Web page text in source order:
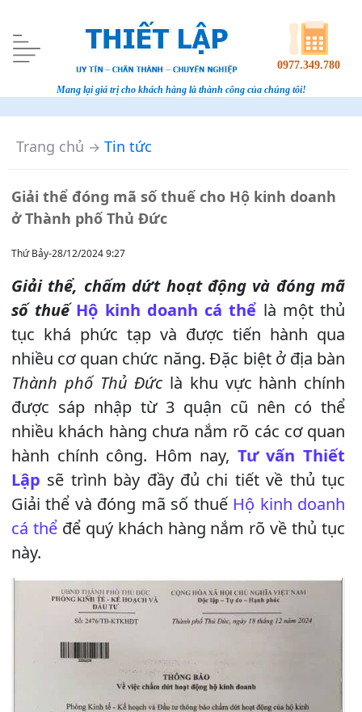
0977.349.780
Mang lại giá trị cho khách hàng là thành công của chúng tôi!
Trang chủ → Tin tức
Giải thể đóng mã số thuế cho Hộ kinh doanh
ở Thành phố Thủ Đức
Thứ Bảy-28/12/2024 9:27
Giải thể, chấm dứt hoạt động và đóng mã
số thuế Hộ kinh doanh cá thể là một thủ
tục khá phức tạp và được tiến hành qua
nhiều cơ quan chức năng. Đặc biệt ở địa bàn
Thành phố Thủ Đức là khu vực hành chính
được sáp nhập từ 3 quận cũ nên có thể
nhiều khách hàng chưa nắm rõ các cơ quan
hành chính công. Hôm nay, Tư vấn Thiết
Lập sẽ trình bày đầy đủ chi tiết về thủ tục
Giải thể và đóng mã số thuế Hộ kinh doanh
cá thểđể quý khách hàng nắm rõ về thủ tục
này.